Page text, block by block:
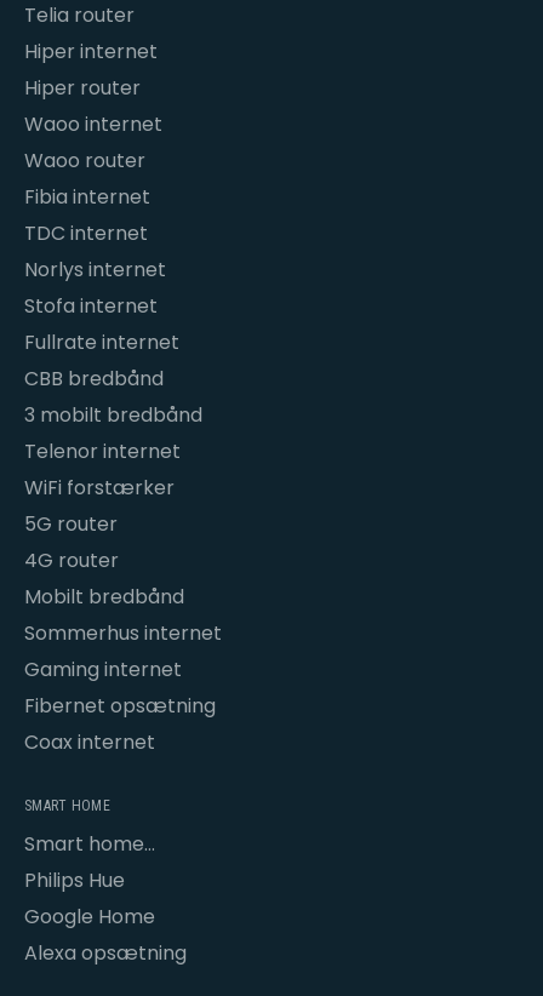
Telia router
Hiper internet
Hiper router
Waoo internet
Waoo router
Fibia internet
TDC internet
Norlys internet
Stofa internet
Fullrate internet
CBB bredbånd
3 mobilt bredbånd
Telenor internet
WiFi forstærker
5G router
4G router
Mobilt bredbånd
Sommerhus internet
Gaming internet
Fibernet opsætning
Coax internet
SMART HOME
Smart home
opsætning
Philips Hue
Google Home
Alexa opsætning